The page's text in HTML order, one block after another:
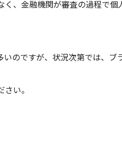
、金融機関が審査の過程で
のですが、状況次第では、
い。